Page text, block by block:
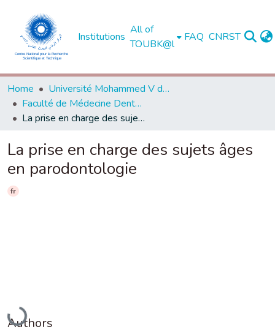
Institutions
All of
TOUBK@l
FAQ CNRST
Home
Université Mohammed V de Rabat
Faculté de Médecine Dentaire - Rabat
La prise en charge des sujets âges en parodontologie
La prise en charge des sujets âges
en parodontologie
fr
Loading...
Authors